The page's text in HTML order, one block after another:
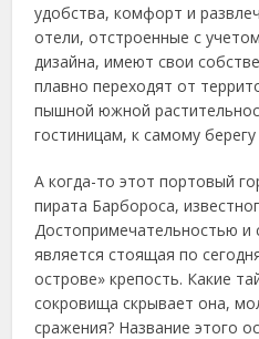
удобства, комфорт и
отели,отстроенные с
дизайна, имеют свои
плавно переходят от
пышной южной
гостиницам, к самому
А когда-то этот портовый
пирата Барбороса,
Достопримечательностью и
является стоящая по
острове» крепость. Какие
сокровища скрывает она,
сражения? Название этого